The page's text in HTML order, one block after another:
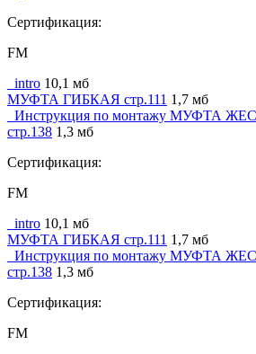
Сертификация:
FM
_intro 10,1 мб
МУФТА ГИБКАЯ стр.111 1,7 мб
_Инструкция по монтажу МУФТА
стр.138 1,3 мб
Сертификация:
FM
_intro 10,1 мб
МУФТА ГИБКАЯ стр.111 1,7 мб
_Инструкция по монтажу МУФТА
стр.138 1,3 мб
Сертификация:
FM